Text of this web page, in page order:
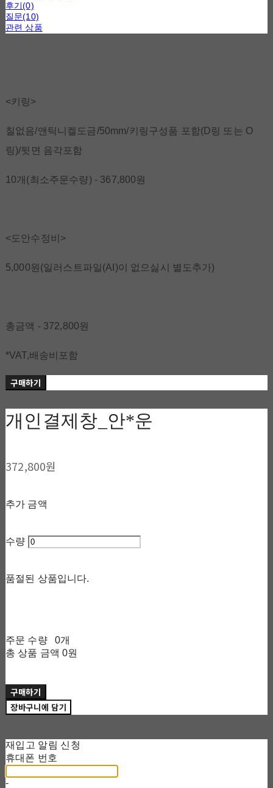
후기(0)
질문(10)
관련 상품
<키링>
칠없음/앤틱니켈도금/50mm/키링구성품 포함(D링 또는 O
링)/뒷면 음각포함
10개(최소주문수량) - 367,800원
<도안수정비>
5,000원(일러스트파일(AI)이 없으싫시 별도추가)
총금액 - 372,800원
*VAT,배송비포함
구매하기
개인결제창_안*운
372,800원
추가 금액
수량
품절된 상품입니다.
주문 수량
0개
총 상품 금액 0원
구매하기
장바구니에 담기
재입고 알림 신청
휴대폰 번호
-